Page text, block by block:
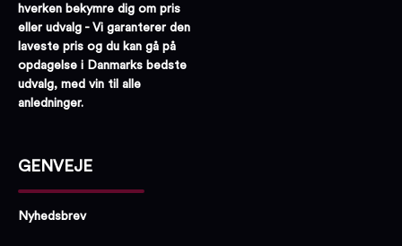
hverken bekymre dig om pris
eller udvalg - Vi garanterer den
laveste pris og du kan gå på
opdagelse i Danmarks bedste
udvalg, med vin til alle
anledninger.
GENVEJE
Nyhedsbrev